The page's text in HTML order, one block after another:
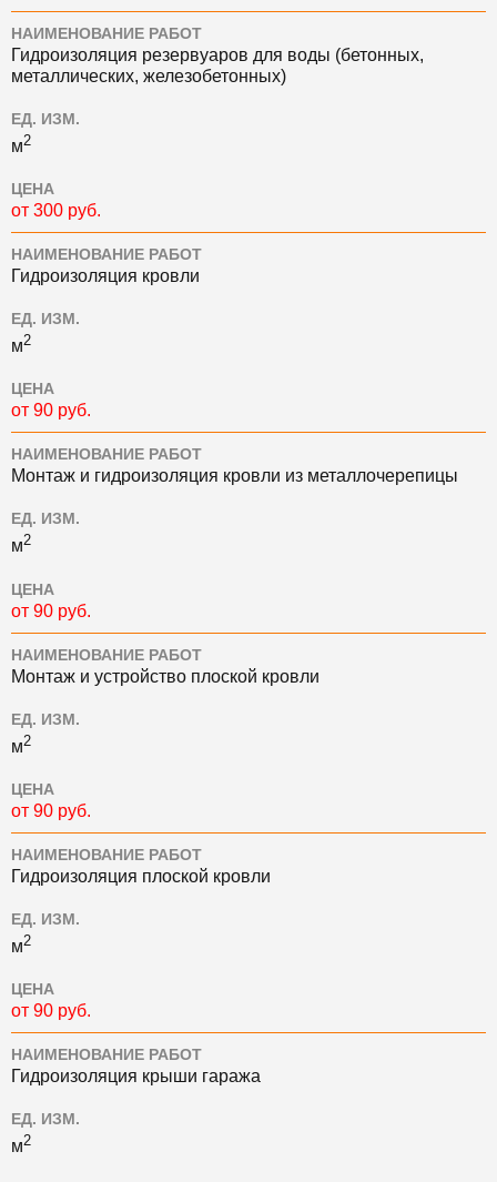
НАИМЕНОВАНИЕ РАБОТ
Гидроизоляция резервуаров для воды (бетонных,
металлических, железобетонных)
ЕД. ИЗМ.
м2
ЦЕНА
от 300 руб.
НАИМЕНОВАНИЕ РАБОТ
Гидроизоляция кровли
ЕД. ИЗМ.
м2
ЦЕНА
от 90 руб.
НАИМЕНОВАНИЕ РАБОТ
Монтаж и гидроизоляция кровли из металлочерепицы
ЕД. ИЗМ.
м2
ЦЕНА
от 90 руб.
НАИМЕНОВАНИЕ РАБОТ
Монтаж и устройство плоской кровли
ЕД. ИЗМ.
м2
ЦЕНА
от 90 руб.
НАИМЕНОВАНИЕ РАБОТ
Гидроизоляция плоской кровли
ЕД. ИЗМ.
м2
ЦЕНА
от 90 руб.
НАИМЕНОВАНИЕ РАБОТ
Гидроизоляция крыши гаража
ЕД. ИЗМ.
м2